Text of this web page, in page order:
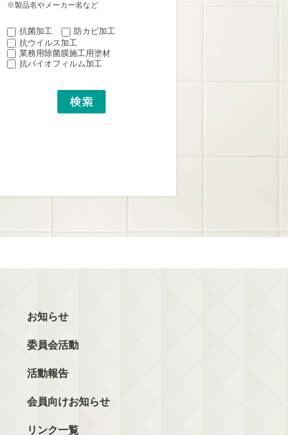
※製品名やメーカー名など
抗菌加工
防カビ加工
抗ウイルス加工
業務用除菌膜施工用塗材
抗バイオフィルム加工
お知らせ
委員会活動
活動報告
会員向けお知らせ
リンク一覧